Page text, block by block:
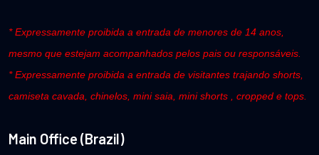
* Expressamente proibida a entrada de menores de 14 anos,
mesmo que estejam acompanhados pelos pais ou responsáveis.
* Expressamente proibida a entrada de visitantes trajando shorts,
camiseta cavada, chinelos, mini saia, mini shorts , cropped e tops.
Main Office (Brazil)